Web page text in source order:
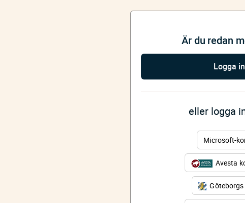
Är du redan
Logga in
eller logga
Microsoft-
Avesta
Göteborgs